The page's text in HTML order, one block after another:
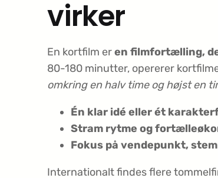
virker
En kortfilm eren filmfortælling,
80-180 minutter, opererer
omkring en halv time og højst en
Én klar idé eller ét
Stram rytme og
Fokus på vendepunkt,
Internationalt findes flere